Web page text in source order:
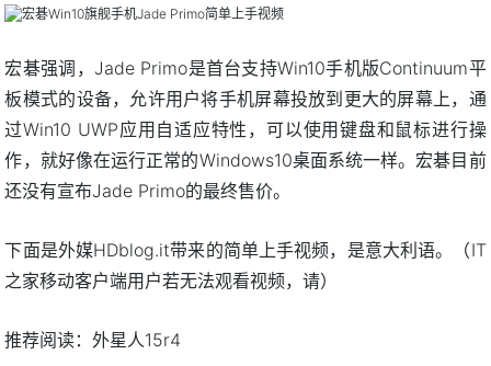
宏碁强调，Jade Primo是首台支持Win10手机版Continuum平
板模式的设备，允许用户将手机屏幕投放到更大的屏幕上，通
过Win10 UWP应用自适应特性，可以使用键盘和鼠标进行操
作，就好像在运行正常的Windows10桌面系统一样。宏碁目前
还没有宣布Jade Primo的最终售价。
下面是外媒HDblog.it带来的简单上手视频，是意大利语。（IT
之家移动客户端用户若无法观看视频，请）
推荐阅读：外星人15r4